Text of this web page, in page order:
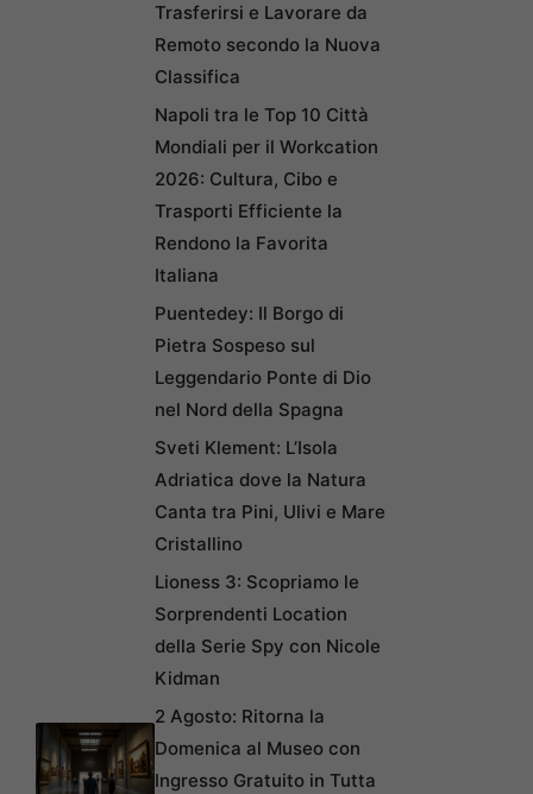
Trasferirsi e Lavorare da
Remoto secondo la Nuova
Classifica
Napoli tra le Top 10 Città
Mondiali per il Workcation
2026: Cultura, Cibo e
Trasporti Efficiente la
Rendono la Favorita
Italiana
Puentedey: Il Borgo di
Pietra Sospeso sul
Leggendario Ponte di Dio
nel Nord della Spagna
Sveti Klement: L’Isola
Adriatica dove la Natura
Canta tra Pini, Ulivi e Mare
Cristallino
Lioness 3: Scopriamo le
Sorprendenti Location
della Serie Spy con Nicole
Kidman
2 Agosto: Ritorna la
Domenica al Museo con
Ingresso Gratuito in Tutta